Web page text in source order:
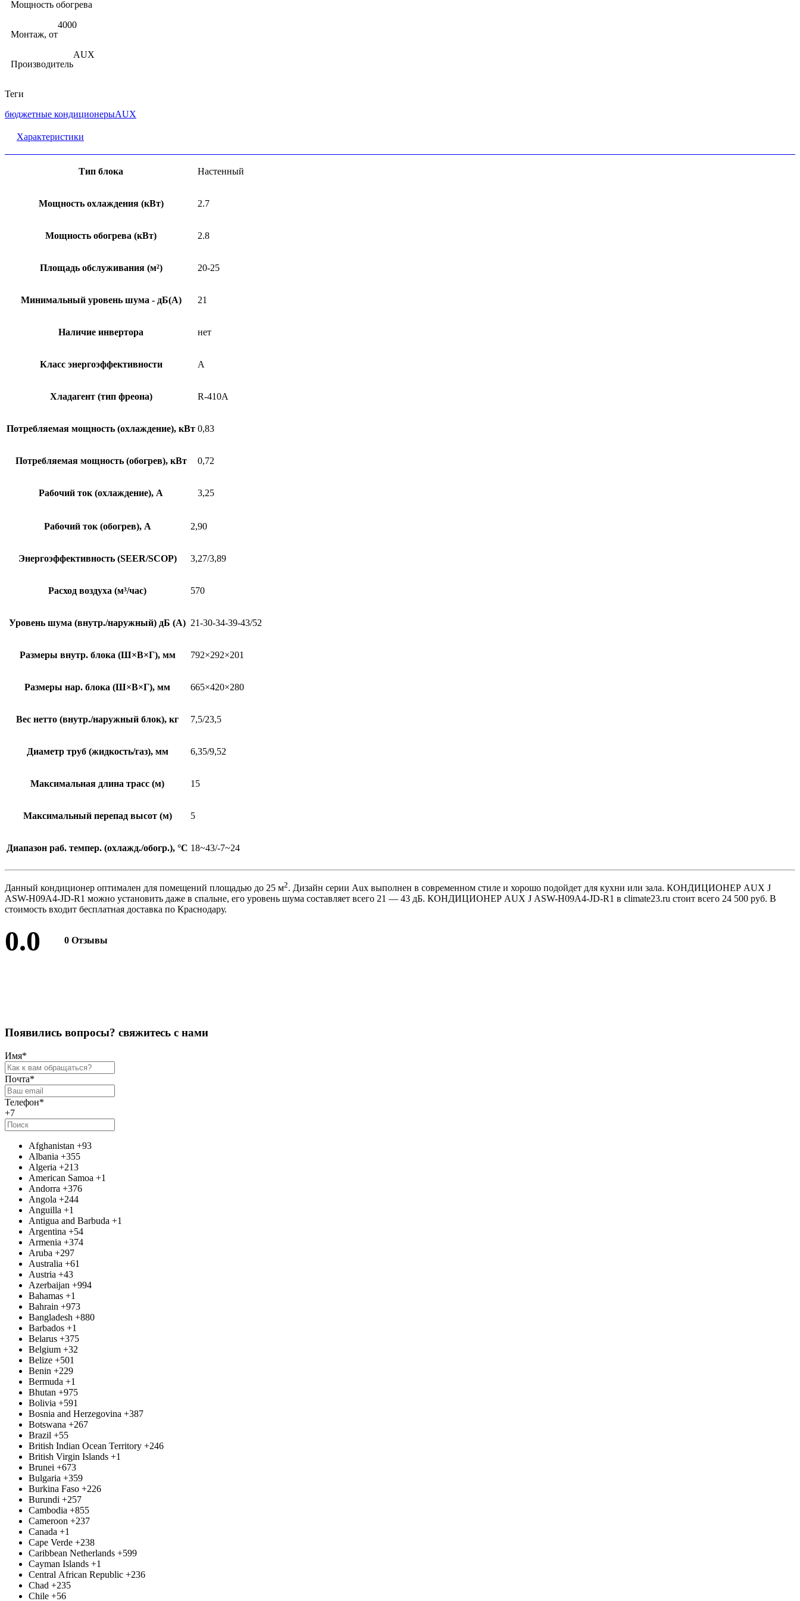
Мощность обогрева
Монтаж, от
4000
Производитель
AUX
Теги
бюджетные кондиционерыAUX
Характеристики
Тип блока Настенный
Мощность охлаждения (кВт) 2.7
Мощность обогрева (кВт) 2.8
Площадь обслуживания (м²) 20-25
Минимальный уровень шума - дБ(А) 21
Наличие инвертора нет
Класс энергоэффективности A
Хладагент (тип фреона) R-410A
Потребляемая мощность (охлаждение), кВт 0,83
Потребляемая мощность (обогрев), кВт 0,72
Рабочий ток (охлаждение), А 3,25
Рабочий ток (обогрев), А 2,90
Энергоэффективность (SEER/SCOP) 3,27/3,89
Расход воздуха (м³/час) 570
Уровень шума (внутр./наружный) дБ (А) 21-30-34-39-43/52
Размеры внутр. блока (Ш×В×Г), мм 792×292×201
Размеры нар. блока (Ш×В×Г), мм 665×420×280
Вес нетто (внутр./наружный блок), кг 7,5/23,5
Диаметр труб (жидкость/газ), мм 6,35/9,52
Максимальная длина трасс (м) 15
Максимальный перепад высот (м) 5
Диапазон раб. темпер. (охлажд./обогр.), °C 18~43/-7~24
Данный кондиционер оптимален для помещений площадью до 25 м2. Дизайн серии Aux выполнен в современном стиле и хорошо подойдет для кухни или зала. КОНДИЦИОНЕР AUX J
ASW-H09A4-JD-R1 можно установить даже в спальне, его уровень шума составляет всего 21 — 43 дБ. КОНДИЦИОНЕР AUX J ASW-H09A4-JD-R1 в climate23.ru стоит всего 24 500 руб. В
стоимость входит бесплатная доставка по Краснодару.
0.0 0 Отзывы
Появились вопросы? свяжитесь с нами
Имя*
Почта*
Телефон*
+7
Afghanistan +93
Albania +355
Algeria +213
American Samoa +1
Andorra +376
Angola +244
Anguilla +1
Antigua and Barbuda +1
Argentina +54
Armenia +374
Aruba +297
Australia +61
Austria +43
Azerbaijan +994
Bahamas +1
Bahrain +973
Bangladesh +880
Barbados +1
Belarus +375
Belgium +32
Belize +501
Benin +229
Bermuda +1
Bhutan +975
Bolivia +591
Bosnia and Herzegovina +387
Botswana +267
Brazil +55
British Indian Ocean Territory +246
British Virgin Islands +1
Brunei +673
Bulgaria +359
Burkina Faso +226
Burundi +257
Cambodia +855
Cameroon +237
Canada +1
Cape Verde +238
Caribbean Netherlands +599
Cayman Islands +1
Central African Republic +236
Chad +235
Chile +56